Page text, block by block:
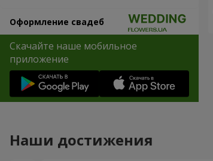
Оформление свадеб
Скачайте наше мобильное
приложение
Наши достижения